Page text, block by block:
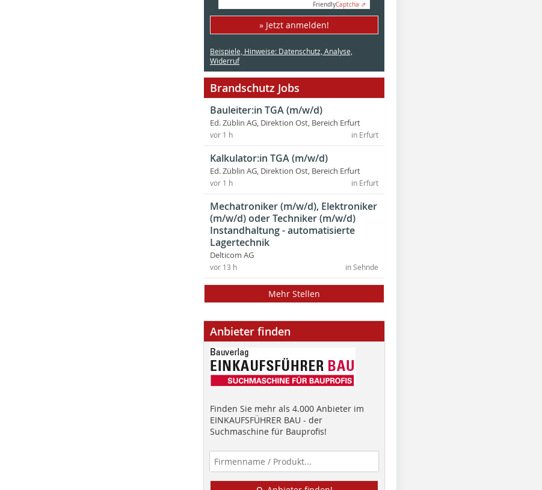
FriendlyCaptcha ⇗
» Jetzt anmelden!
Beispiele, Hinweise: Datenschutz, Analyse,
Widerruf
Brandschutz Jobs
Bauleiter:in TGA (m/w/d)
Ed. Züblin AG, Direktion Ost, Bereich Erfurt
in Erfurt
vor 1 h
Kalkulator:in TGA (m/w/d)
Ed. Züblin AG, Direktion Ost, Bereich Erfurt
in Erfurt
vor 1 h
Mechatroniker (m/w/d), Elektroniker
(m/w/d) oder Techniker (m/w/d)
Instandhaltung - automatisierte
Lagertechnik
Delticom AG
in Sehnde
vor 13 h
Mehr Stellen
Anbieter finden
Finden Sie mehr als 4.000 Anbieter im
EINKAUFSFÜHRER BAU - der
Suchmaschine für Bauprofis!